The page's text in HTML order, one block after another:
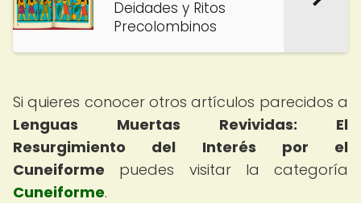
Deidades y Ritos
Precolombinos
Si quieres conocer otros artículos parecidos a
Lenguas Muertas Revividas: El
Resurgimiento del Interés por el
Cuneiforme puedes visitar la categoría
Cuneiforme.